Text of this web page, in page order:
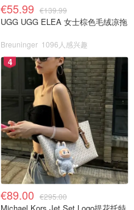
€55.99 €139.99
UGG UGG ELEA 女士棕色毛绒凉拖
Breuninger 1096人感兴趣
4
€89.00 €295.00